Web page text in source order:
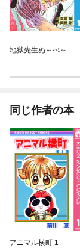
地獄先生ぬ～べ～
同じ作者の本
アニマル横町 1